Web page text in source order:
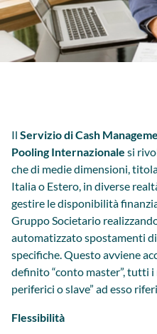
Il Servizio di Cash
Pooling Internazionale si
che di medie dimensioni,
Italia o Estero, in diverse
gestire le disponibilità
Gruppo Societario
automatizzato spostamenti
specifiche. Questo avviene
definito “conto master”, tutti
periferici o slave” ad esso
Flessibilità